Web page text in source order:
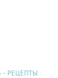
- РЕЦЕПТЫ